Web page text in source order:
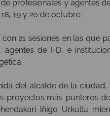
profesionales y agentes
19 y 20 de octubre.
21 sesiones en las que
de I+D, e
del alcalde de la ciudad,
proyectos más punteros
Iñigo Urkullu